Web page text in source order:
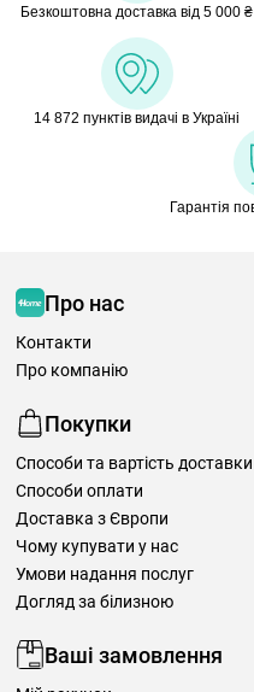
Безкоштовна доставка від 5 000 ₴
14 872 пунктів видачі в Україні
Гарантія
Про нас
Контакти
Про компанію
Покупки
Способи та вартість доставки
Способи оплати
Доставка з Європи
Чому купувати у нас
Умови надання послуг
Догляд за білизною
Ваші замовлення